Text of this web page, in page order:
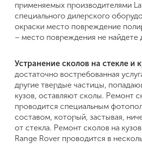
применяемых производителями
специального дилерского
окраски место повреждение
– место повреждения не найдете
Устранение сколов на стекле и
достаточно востребованная
другие твердые частицы,
кузов, оставляют сколы. Ремонт
проводится специальным
составом, который, застывая,
от стекла. Ремонт сколов на
Range Rover проводится в